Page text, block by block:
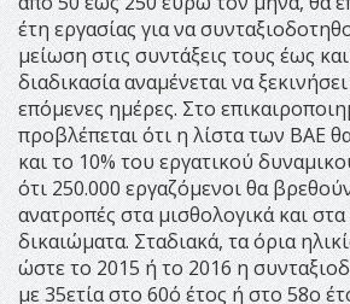
έτη εργασίας για να
µείωση στις συντάξεις τους έως
διαδικασία αναμένεται να
επόμενες ηµέρες. Στο
προβλέπεται ότι η λίστα των ΒΑΕ
και το 10% του εργατικού
ότι 250.000 εργαζόμενοι θα
ανατροπές στα µισθολογικά και
δικαιώµατα. Σταδιακά, τα όρια
ώστε το 2015 ή το 2016 η
µε 35ετία στο 60ό έτος ή στο 58ο